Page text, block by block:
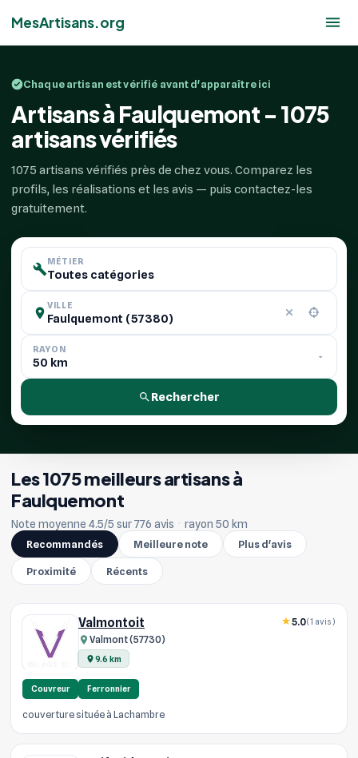
MesArtisans.org
Chaque artisan est vérifié avant d'apparaître ici
Artisans à Faulquemont - 1075
artisans vérifiés
1075 artisans vérifiés près de chez vous. Comparez les
profils, les réalisations et les avis — puis contactez-les
gratuitement.
MÉTIER
VILLE
RAYON
Rechercher
Les 1075 meilleurs artisans à
Faulquemont
Note moyenne 4.5/5 sur 776 avis · rayon 50 km
Recommandés
Meilleure note Plus d'avis
Proximité Récents
Valmontoit
Valmont (57730)
9.6 km
5.0(1 avis)
Couvreur Ferronnier
couverture située à Lachambre